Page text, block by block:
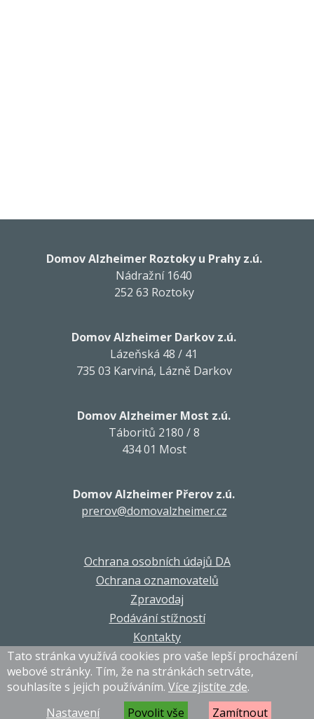
Domov Alzheimer Roztoky u Prahy z.ú.
Nádražní 1640
252 63 Roztoky
Domov Alzheimer Darkov z.ú.
Lázeňská 48 / 41
735 03 Karviná, Lázně Darkov
Domov Alzheimer Most z.ú.
Táboritů 2180 / 8
434 01 Most
Domov Alzheimer Přerov z.ú.
prerov@domovalzheimer.cz
Ochrana osobních údajů DA
Ochrana oznamovatelů
Zpravodaj
Podávání stížností
Kontakty
© DA Corporation 2021-2026. Všechna práva vyhrazena.
Grafika a programováníMagicHouse s.r.o.
Tato stránka využívá cookies pro vaše lepší procházení
webové stránky. Tím, že na stránkách setrváte,
souhlasíte s jejich používáním. Více zjistíte zde.
Nastavení
Povolit vše Zamítnout